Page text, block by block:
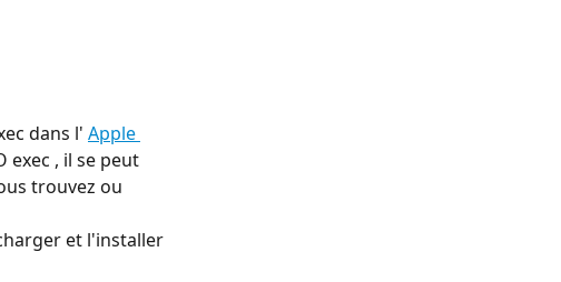
dans l' Apple
exec , il se peut
trouvez ou
et l'installer